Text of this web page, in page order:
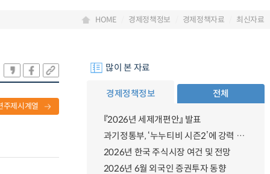
HOME 경제정책정보 경제정책자료 최신자료
주제시계열
많이 본 자료
경제정책정보 전체
『2026년 세제개편안』 발표
과기정통부, ‘누누티비 시즌2’에 강력 대응 의지 밝혀
2026년 한국 주식시장 여건 및 전망
2026년 6월 외국인 증권투자 동향